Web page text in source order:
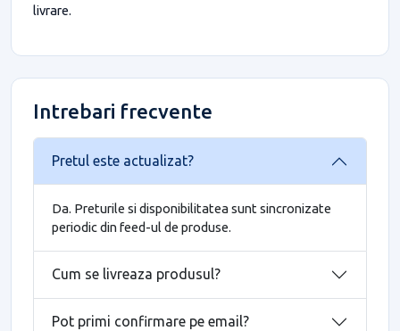
livrare.
Intrebari frecvente
Pretul este actualizat?
Da. Preturile si disponibilitatea sunt sincronizate
periodic din feed-ul de produse.
Cum se livreaza produsul?
Pot primi confirmare pe email?